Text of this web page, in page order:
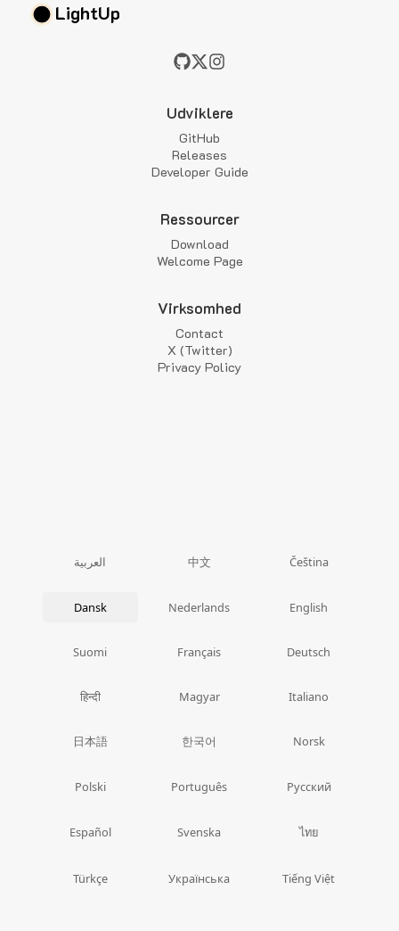
LightUp
Udviklere
GitHub
Releases
Developer Guide
Ressourcer
Download
Welcome Page
Virksomhed
Contact
X (Twitter)
Privacy Policy
العربية 中文 Čeština
Dansk Nederlands English
Suomi Français Deutsch
हिन्दी Magyar Italiano
日本語 한국어 Norsk
Polski Português Русский
Español Svenska ไทย
Türkçe Українська Tiếng Việt